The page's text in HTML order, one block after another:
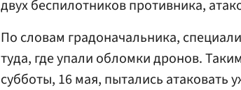
двух беспилотников противника,
По словам градоначальника,
туда, где упали обломки дронов.
субботы, 16 мая, пытались атаковать